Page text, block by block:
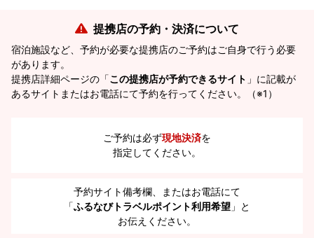
提携店の予約・決済について
宿泊施設など、予約が必要な提携店のご予約はご自身で行う必要
があります。
提携店詳細ページの「この提携店が予約できるサイト 」に記載が
あるサイトまたはお電話にて予約を行ってください。（※1）
ご予約は必ず現地決済を
指定してください。
予約サイト備考欄、またはお電話にて
「ふるなびトラベルポイント利用希望 」と
お伝えください。